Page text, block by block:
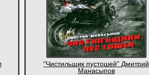
"Чистильщик пустошей" Дмитрий
Манасыпов